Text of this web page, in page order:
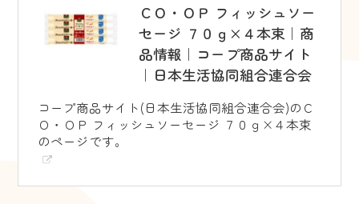
ＣＯ・ＯＰ フィッシュソー
セージ ７０ｇ×４本束｜商
品情報｜コープ商品サイト
｜日本生活協同組合連合会
コープ商品サイト(日本生活協同組合連合会)のＣ
Ｏ・ＯＰ フィッシュソーセージ ７０ｇ×４本束
のページです。